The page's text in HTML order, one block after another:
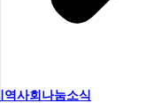
역사회나눔소식